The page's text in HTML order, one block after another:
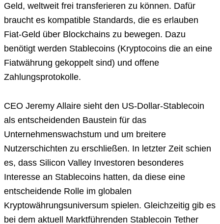
Geld, weltweit frei transferieren zu können. Dafür
braucht es kompatible Standards, die es erlauben
Fiat-Geld über Blockchains zu bewegen. Dazu
benötigt werden Stablecoins (Kryptocoins die an eine
Fiatwährung gekoppelt sind) und offene
Zahlungsprotokolle.
CEO Jeremy Allaire sieht den US-Dollar-Stablecoin
als entscheidenden Baustein für das
Unternehmenswachstum und um breitere
Nutzerschichten zu erschließen. In letzter Zeit schien
es, dass Silicon Valley Investoren besonderes
Interesse an Stablecoins hatten, da diese eine
entscheidende Rolle im globalen
Kryptowährungsuniversum spielen. Gleichzeitig gib es
bei dem aktuell Marktführenden Stablecoin Tether